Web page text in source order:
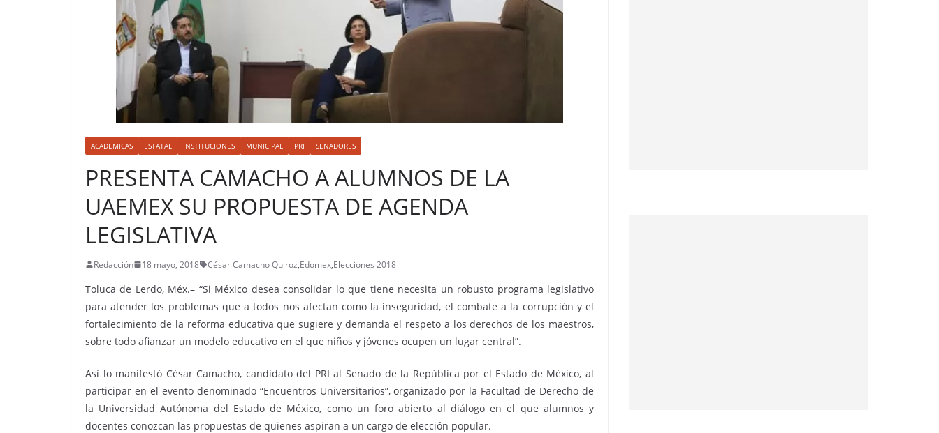
ACADEMICAS ESTATAL INSTITUCIONES MUNICIPAL PRI SENADORES
PRESENTA CAMACHO A ALUMNOS DE LA
UAEMEX SU PROPUESTA DE AGENDA
LEGISLATIVA
Redacción 18 mayo, 2018 César Camacho Quiroz,Edomex,Elecciones 2018
Toluca de Lerdo, Méx.– “Si México desea consolidar lo que tiene necesita un robusto programa legislativo
para atender los problemas que a todos nos afectan como la inseguridad, el combate a la corrupción y el
fortalecimiento de la reforma educativa que sugiere y demanda el respeto a los derechos de los maestros,
sobre todo afianzar un modelo educativo en el que niños y jóvenes ocupen un lugar central”.
Así lo manifestó César Camacho, candidato del PRI al Senado de la República por el Estado de México, al
participar en el evento denominado “Encuentros Universitarios”, organizado por la Facultad de Derecho de
la Universidad Autónoma del Estado de México, como un foro abierto al diálogo en el que alumnos y
docentes conozcan las propuestas de quienes aspiran a un cargo de elección popular.